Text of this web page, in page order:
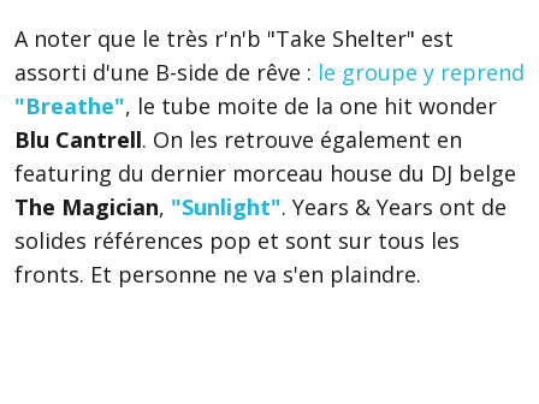
A noter que le très r'n'b "Take Shelter" est
assorti d'une B-side de rêve : le groupe y reprend
"Breathe", le tube moite de la one hit wonder
Blu Cantrell. On les retrouve également en
featuring du dernier morceau house du DJ belge
The Magician, "Sunlight". Years & Years ont de
solides références pop et sont sur tous les
fronts. Et personne ne va s'en plaindre.